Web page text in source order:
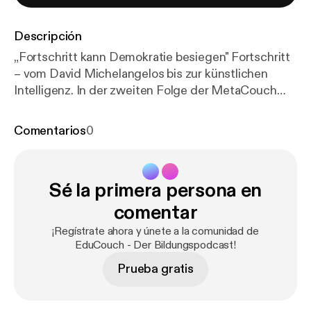
Descripción
„Fortschritt kann Demokratie besiegen" Fortschritt
– vom David Michelangelos bis zur künstlichen
Intelligenz. In der zweiten Folge der MetaCouch
einen Begriff vor, der Verheißung und Verhängnis
Fortschrittsmotive? Und kann Fortschritt die
Demokratie besiegen? Ein Gespräch über
Dampfmaschinen und Algorithmen, über China und
Deutschland, über das Rollen der Maschine – und
die Frage, was wir hier eigentlich tun. EduCouch
Comentarios0
Sé la primera persona en
comentar
¡Regístrate ahora y únete a la comunidad de
EduCouch - Der Bildungspodcast!
Prueba gratis